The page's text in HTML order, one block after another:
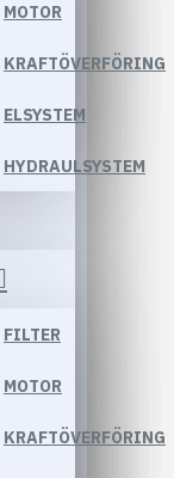
MOTOR
KRAFTÖVERFÖRING
ELSYSTEM
HYDRAULSYSTEM
FILTER
MOTOR
KRAFTÖVERFÖRING